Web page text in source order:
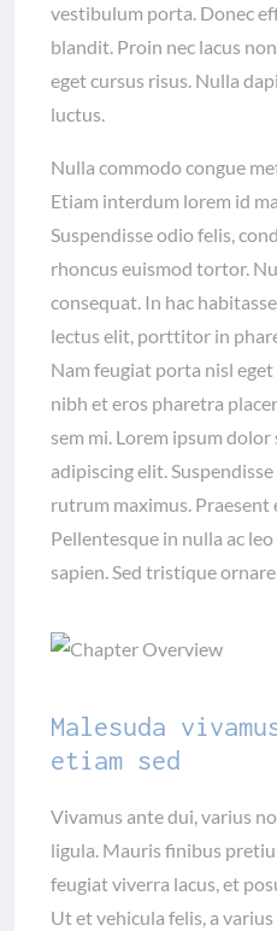
vestibulum porta. Donec
blandit. Proin nec lacus
eget cursus risus. Nulla
luctus.
Nulla commodo congue
Etiam interdum lorem id
Suspendisse odio felis,
rhoncus euismod tortor.
consequat. In hac
lectus elit, porttitor in
Nam feugiat porta nisl
nibh et eros pharetra
sem mi. Lorem ipsum
adipiscing elit.
rutrum maximus. Praesent
Pellentesque in nulla ac
sapien. Sed tristique
Malesuda
etiam sed
Vivamus ante dui, varius
ligula. Mauris finibus
feugiat viverra lacus, et
Ut et vehicula felis, a